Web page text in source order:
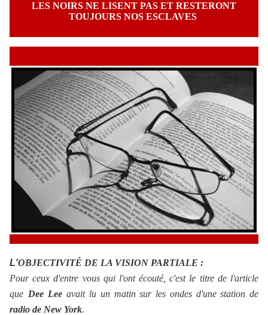
LES NOIRS NE LISENT PAS ET RESTERONT
TOUJOURS NOS ESCLAVES
L'OBJECTIVITÉ DE LA VISION PARTIALE :
Pour ceux d'entre vous qui l'ont écouté, c'est le titre de l'article
que Dee Lee avait lu un matin sur les ondes d'une station de
radio de New York.